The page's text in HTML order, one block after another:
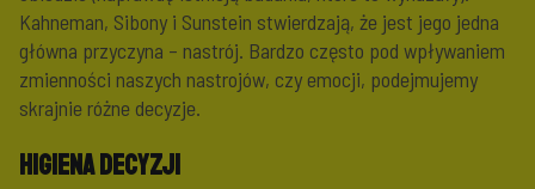
Kahneman, Sibony i Sunstein stwierdzają, że jest jego jedna
główna przyczyna – nastrój. Bardzo często pod wpływaniem
zmienności naszych nastrojów, czy emocji, podejmujemy
skrajnie różne decyzje.
Higiena decyzji